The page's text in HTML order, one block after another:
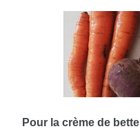
Pour la crème de